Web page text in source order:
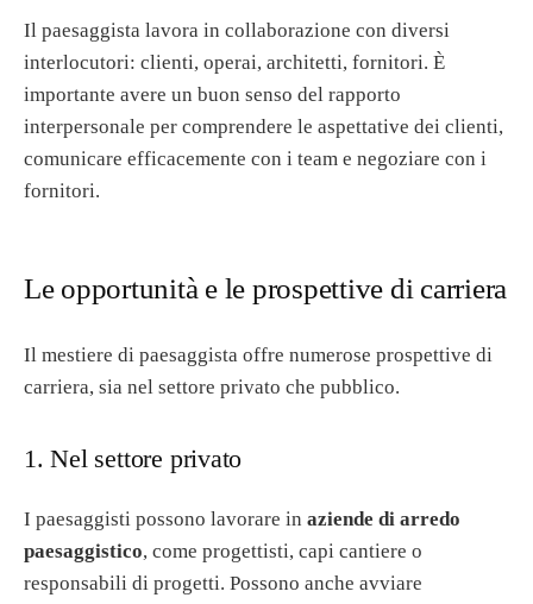
Il paesaggista lavora in collaborazione con diversi
interlocutori: clienti, operai, architetti, fornitori. È
importante avere un buon senso del rapporto
interpersonale per comprendere le aspettative dei clienti,
comunicare efficacemente con i team e negoziare con i
fornitori.
Le opportunità e le prospettive di carriera
Il mestiere di paesaggista offre numerose prospettive di
carriera, sia nel settore privato che pubblico.
1. Nel settore privato
I paesaggisti possono lavorare in aziende di arredo
paesaggistico, come progettisti, capi cantiere o
responsabili di progetti. Possono anche avviare